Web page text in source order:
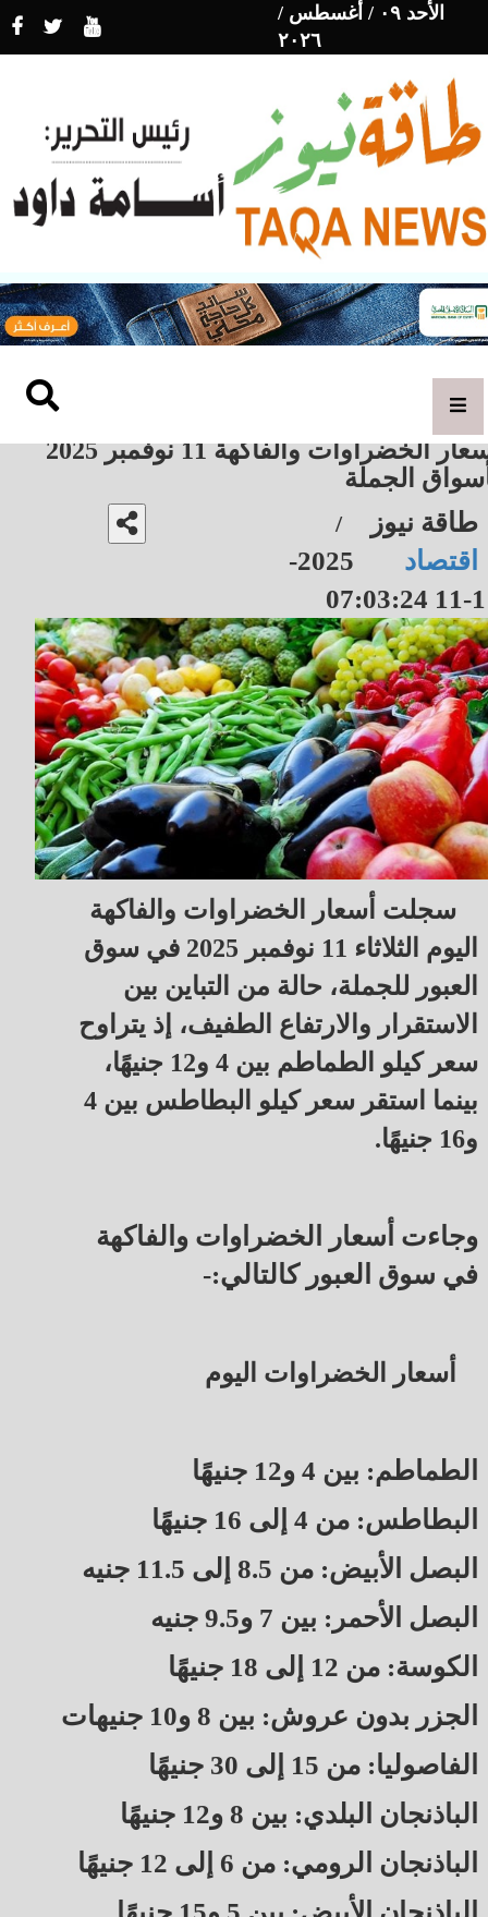
الأحد ٠٩ / أغسطس /
٢٠٢٦
أسعار الخضراوات والفاكهة 11 نوفمبر 2025
الجملة
طاقة نيوز /
اقتصاد
2025-
11-11
سجلت أسعار الخضراوات والفاكهة
اليوم الثلاثاء 11 نوفمبر 2025 في سوق
العبور للجملة، حالة من التباين بين
الاستقرار والارتفاع الطفيف، إذ يتراوح
سعر كيلو الطماطم بين 4 و12 جنيهًا،
بينما استقر سعر كيلو البطاطس بين 4
و16 جنيهًا.
وجاءت أسعار الخضراوات والفاكهة
في سوق العبور كالتالي:-
أسعار الخضراوات اليوم
الطماطم: بين 4 و12 جنيهًا
البطاطس: من 4 إلى 16 جنيهًا
البصل الأبيض: من 8.5 إلى 11.5 جنيه
البصل الأحمر: بين 7 و9.5 جنيه
الكوسة: من 12 إلى 18 جنيهًا
الجزر بدون عروش: بين 8 و10 جنيهات
الفاصوليا: من 15 إلى 30 جنيهًا
الباذنجان البلدي: بين 8 و12 جنيهًا
الباذنجان الرومي: من 6 إلى 12 جنيهًا